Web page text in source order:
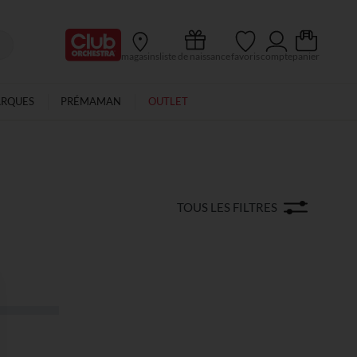
Ma Carte Club
magasins liste de naissance favoris compte panier
PRÉMAMAN OUTLET
TOUS LES FILTRES